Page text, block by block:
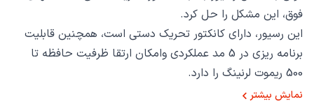
فوق، این مشکل را حل کرد.
این رسیور، دارای کانکتور تحریک دستی است، همچنین قابلیت
برنامه ریزی در 5 مد عملکردی وامکان ارتقا ظرفیت حافظه تا
500 ریموت لرنینگ را دارد.
نمایش بیشتر